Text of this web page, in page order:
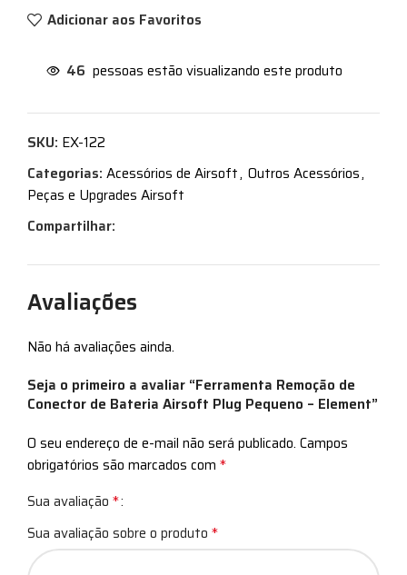
Adicionar aos Favoritos
46 pessoas estão visualizando este produto
SKU: EX-122
Categorias: Acessórios de Airsoft, Outros Acessórios,
Peças e Upgrades Airsoft
Compartilhar:
Avaliações
Não há avaliações ainda.
Seja o primeiro a avaliar “Ferramenta Remoção de
Conector de Bateria Airsoft Plug Pequeno – Element”
O seu endereço de e-mail não será publicado. Campos
obrigatórios são marcados com *
Sua avaliação *
Sua avaliação sobre o produto *